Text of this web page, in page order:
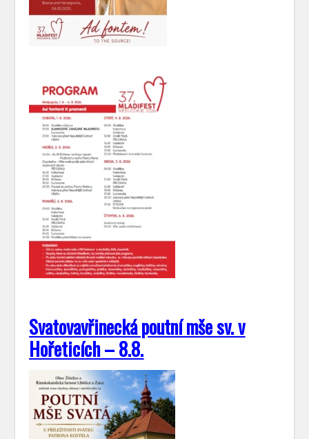
Svatovavřinecká poutní mše sv. v
Hořeticích – 8.8.